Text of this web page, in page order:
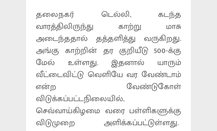
தலைநகர் டெல்லி, கடந்த
வாரத்திலிருந்து காற்று மாசு
அடைந்ததால் தத்தளித்து வருகிறது.
அங்கு காற்றின் தர குறியீடு 500-க்கு
மேல் உள்ளது. இதனால் யாரும்
வீட்டைவிட்டு வெளியே வர வேண்டாம்
என்ற வேண்டுகோள்
விடுக்கப்பட்டநிலையில்,
செவ்வாய்கிழமை வரை பள்ளிகளுக்கு
விடுமுறை அளிக்கப்பட்டுள்ளது.